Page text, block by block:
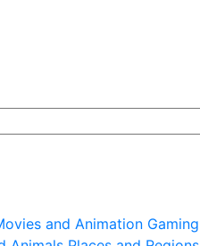
and Animation Gaming